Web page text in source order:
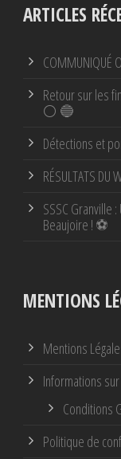
ARTICLES
COMMUNIQUÉ
Retour sur les
⚪ 🔵
Détections et
RÉSULTATS
SSSC Granville
Beaujoire ! ⚽
MENTIONS
Mentions
Informations
Conditions
Politique de